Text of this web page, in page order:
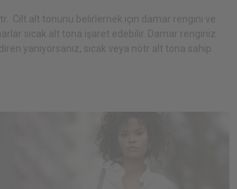
Cilt alt tonunu belirlemek için damar rengini ve
sıcak alt tona işaret edebilir. Damar renginiz
yanıyorsanız, sıcak veya nötr alt tona sahip